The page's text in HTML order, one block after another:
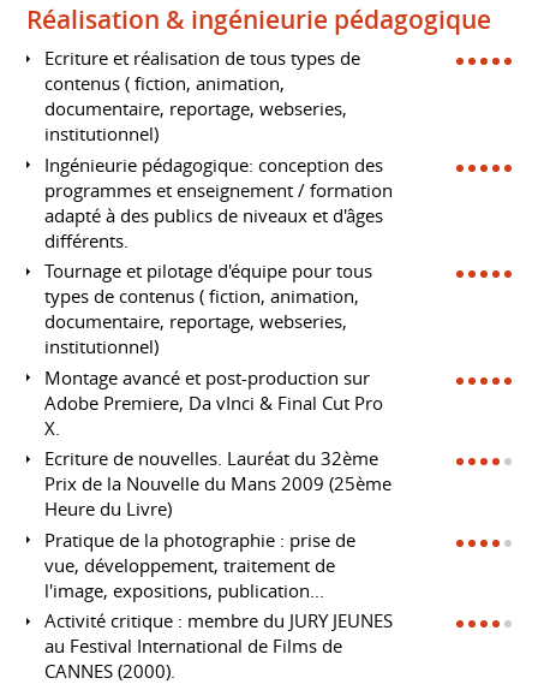
Réalisation & ingénieurie pédagogique
Ecriture et réalisation de tous types de
contenus ( fiction, animation,
documentaire, reportage, webseries,
institutionnel)
Ingénieurie pédagogique: conception des
programmes et enseignement / formation
adapté à des publics de niveaux et d'âges
différents.
Tournage et pilotage d'équipe pour tous
types de contenus ( fiction, animation,
documentaire, reportage, webseries,
institutionnel)
Montage avancé et post-production sur
Adobe Premiere, Da vInci & Final Cut Pro
X.
Ecriture de nouvelles. Lauréat du 32ème
Prix de la Nouvelle du Mans 2009 (25ème
Heure du Livre)
Pratique de la photographie : prise de
vue, développement, traitement de
l'image, expositions, publication...
Activité critique : membre du JURY JEUNES
au Festival International de Films de
CANNES (2000).